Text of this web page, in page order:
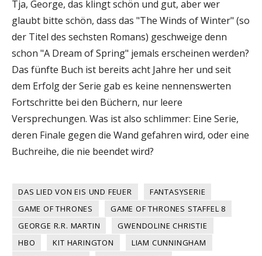
Tja, George, das klingt schön und gut, aber wer
glaubt bitte schön, dass das "The Winds of Winter" (so
der Titel des sechsten Romans) geschweige denn
schon "A Dream of Spring" jemals erscheinen werden?
Das fünfte Buch ist bereits acht Jahre her und seit
dem Erfolg der Serie gab es keine nennenswerten
Fortschritte bei den Büchern, nur leere
Versprechungen. Was ist also schlimmer: Eine Serie,
deren Finale gegen die Wand gefahren wird, oder eine
Buchreihe, die nie beendet wird?
DAS LIED VON EIS UND FEUER
FANTASYSERIE
GAME OF THRONES
GAME OF THRONES STAFFEL 8
GEORGE R.R. MARTIN
GWENDOLINE CHRISTIE
HBO
KIT HARINGTON
LIAM CUNNINGHAM